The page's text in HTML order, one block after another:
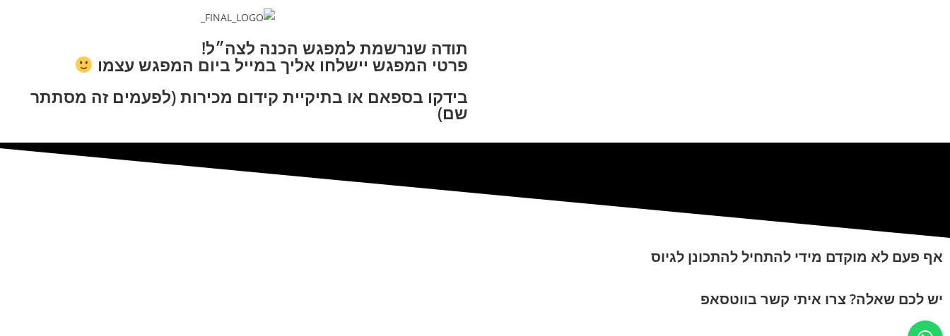
תודה שנרשמת למפגש הכנה לצה״ל!
פרטי המפגש יישלחו אליך במייל ביום המפגש עצמו
בידקו בספאם או בתיקיית קידום מכירות (לפעמים זה מסתתר
שם)
אף פעם לא מוקדם מידי להתחיל להתכונן לגיוס
יש לכם שאלה? צרו איתי קשר בווטסאפ